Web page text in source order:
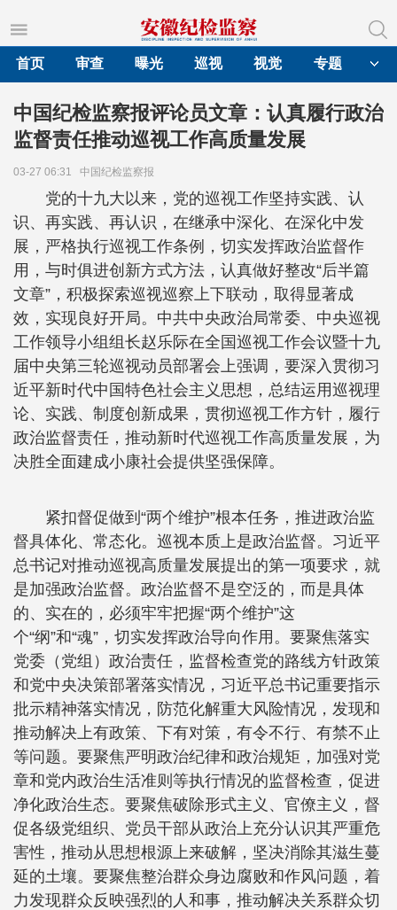
首页
审查 曝光 巡视 视觉 专题
中国纪检监察报评论员文章：认真履行政治
监督责任推动巡视工作高质量发展
03-27 06:31 中国纪检监察报
党的十九大以来，党的巡视工作坚持实践、认
识、再实践、再认识，在继承中深化、在深化中发
展，严格执行巡视工作条例，切实发挥政治监督作
用，与时俱进创新方式方法，认真做好整改“后半篇
文章”，积极探索巡视巡察上下联动，取得显著成
效，实现良好开局。中共中央政治局常委、中央巡视
工作领导小组组长赵乐际在全国巡视工作会议暨十九
届中央第三轮巡视动员部署会上强调，要深入贯彻习
近平新时代中国特色社会主义思想，总结运用巡视理
论、实践、制度创新成果，贯彻巡视工作方针，履行
政治监督责任，推动新时代巡视工作高质量发展，为
决胜全面建成小康社会提供坚强保障。
紧扣督促做到“两个维护”根本任务，推进政治监
督具体化、常态化。巡视本质上是政治监督。习近平
总书记对推动巡视高质量发展提出的第一项要求，就
是加强政治监督。政治监督不是空泛的，而是具体
的、实在的，必须牢牢把握“两个维护”这
个“纲”和“魂”，切实发挥政治导向作用。要聚焦落实
党委（党组）政治责任，监督检查党的路线方针政策
和党中央决策部署落实情况，习近平总书记重要指示
批示精神落实情况，防范化解重大风险情况，发现和
推动解决上有政策、下有对策，有令不行、有禁不止
等问题。要聚焦严明政治纪律和政治规矩，加强对党
章和党内政治生活准则等执行情况的监督检查，促进
净化政治生态。要聚焦破除形式主义、官僚主义，督
促各级党组织、党员干部从政治上充分认识其严重危
害性，推动从思想根源上来破解，坚决消除其滋生蔓
延的土壤。要聚焦整治群众身边腐败和作风问题，着
力发现群众反映强烈的人和事，推动解决关系群众切